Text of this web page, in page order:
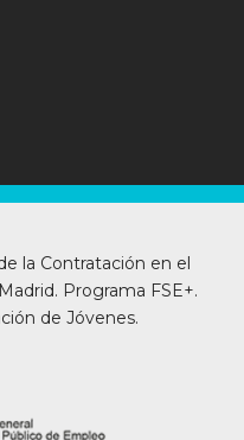
la Contratación en el
Programa FSE+.
de Jóvenes.